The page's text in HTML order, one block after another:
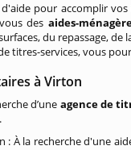
pour accomplir
des aides-
du repassage,
titres-services, vous
à Virton
d’une agence de
: À la recherche d'une